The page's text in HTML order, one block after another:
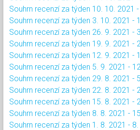
Souhrn recenzí za týden 10. 10. 2021 -
Souhrn recenzí za týden 3. 10. 2021 -
Souhrn recenzí za týden 26. 9. 2021 -
Souhrn recenzí za týden 19. 9. 2021 -
Souhrn recenzí za týden 12. 9. 2021 -
Souhrn recenzí za týden 5. 9. 2021 -
Souhrn recenzí za týden 29. 8. 2021 -
Souhrn recenzí za týden 22. 8. 2021 -
Souhrn recenzí za týden 15. 8. 2021 -
Souhrn recenzí za týden 8. 8. 2021 -
Souhrn recenzí za týden 1. 8. 2021 - 8.